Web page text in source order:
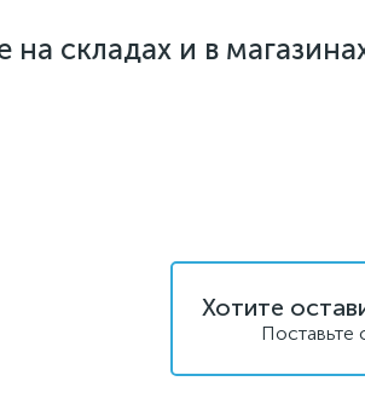
на складах и в
Хотите
Поставьте